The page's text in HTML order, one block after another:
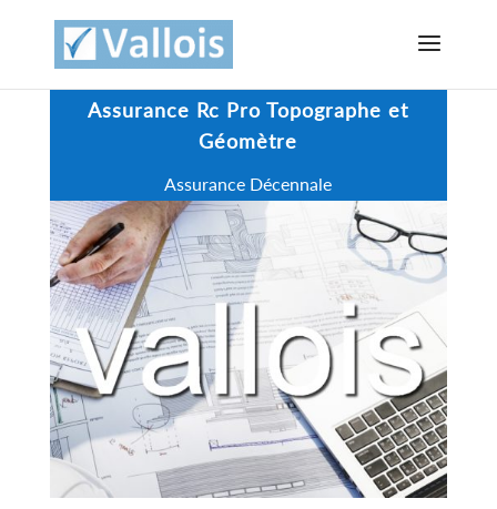
Assurance Rc Pro Topographe et
Géomètre
Assurance Décennale